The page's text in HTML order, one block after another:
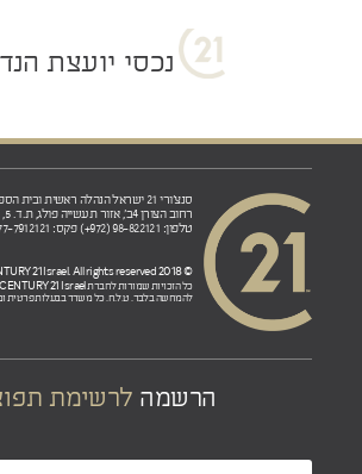
נכסי יועצת
סנצ'ורי 21 ישראל הנהלה ראשית ובית הספר לנדל"ן:
רחוב הצורן 4ב', אזור תעשייה פולג, ת.ד. 5, נתניה 42100
טלפון: 98-822121 (972+) פקס: 77-7912121 (972+)
© 2018 CENTURY 21 Israel. All rights reserved
כל הזכויות שמורות לחברתCENTURY 21 Israel.
להמחשה בלבד. ט.ל.ח. כל משרד בבעלות פרטית
הרשמה לרשימת